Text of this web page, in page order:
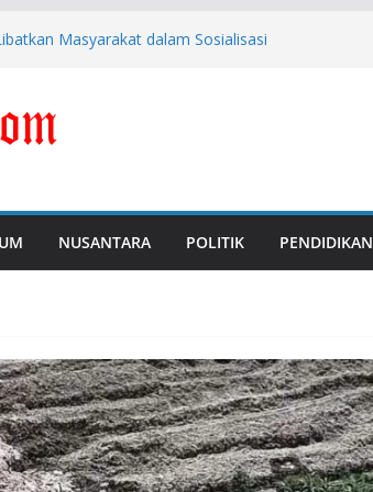
Masyarakat dalam Sosialisasi
Adriansyah Diborgol dan Berompi
Pengawasan dan Pencegahan
Dugaan Korupsi Digitalisasi SPBU
NUSANTARA POLITIK PENDIDIKAN